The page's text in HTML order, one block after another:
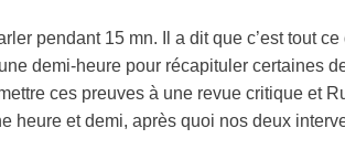
pendant 15 mn. Il a dit que c’est tout
demi-heure pour récapituler certaines
ces preuves à une revue critique et
heure et demi, après quoi nos deux